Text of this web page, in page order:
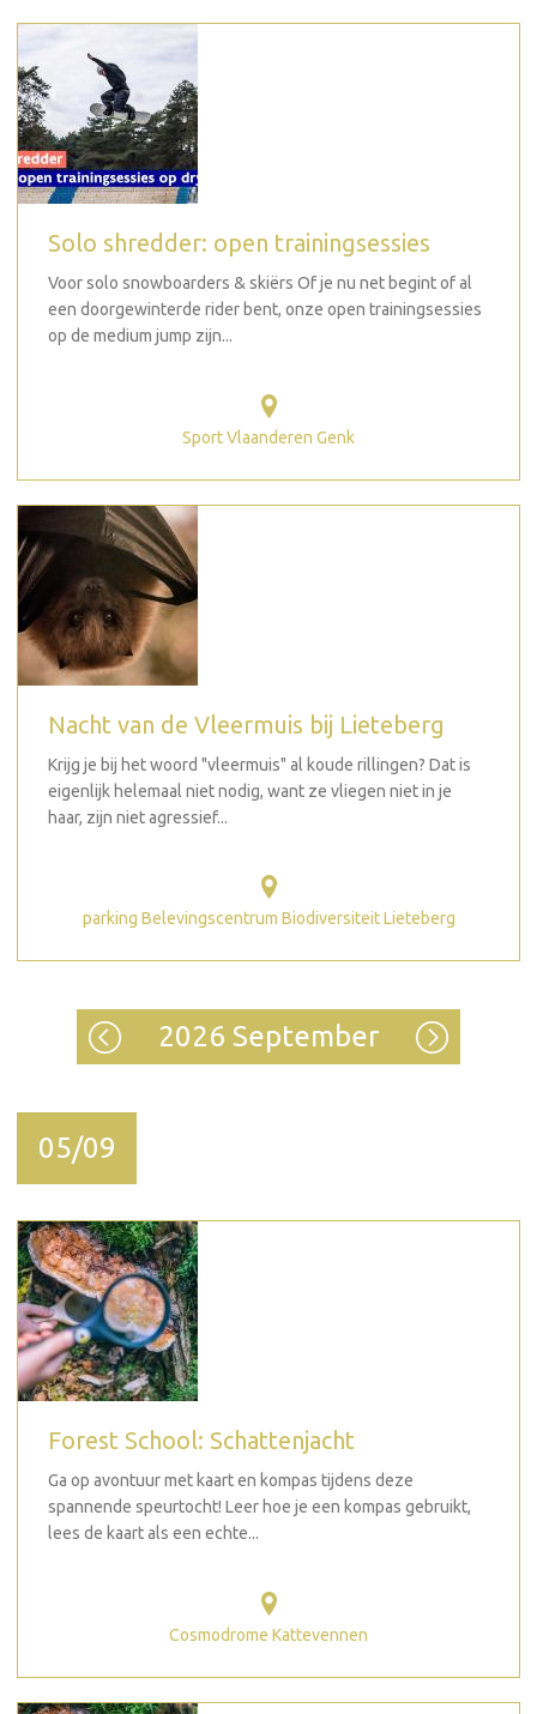
Solo shredder: open trainingsessies
Voor solo snowboarders & skiërs Of je nu net begint of al
een doorgewinterde rider bent, onze open trainingsessies
op de medium jump zijn...
Sport Vlaanderen Genk
Nacht van de Vleermuis bij Lieteberg
Krijg je bij het woord "vleermuis" al koude rillingen? Dat is
eigenlijk helemaal niet nodig, want ze vliegen niet in je
haar, zijn niet agressief...
parking Belevingscentrum Biodiversiteit Lieteberg
2026 September
05/09
Forest School: Schattenjacht
Ga op avontuur met kaart en kompas tijdens deze
spannende speurtocht! Leer hoe je een kompas gebruikt,
lees de kaart als een echte...
Cosmodrome Kattevennen